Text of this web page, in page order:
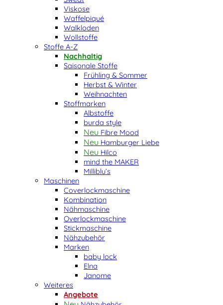
Viskose
Waffelpiqué
Walkloden
Wollstoffe
Stoffe A-Z
Nachhaltig
Saisonale Stoffe
Frühling & Sommer
Herbst & Winter
Weihnachten
Stoffmarken
Albstoffe
burda style
Fibre Mood
Hamburger Liebe
Hilco
mind the MAKER
Milliblu’s
Maschinen
Coverlockmaschine
Kombination
Nähmaschine
Overlockmaschine
Stickmaschine
Nähzubehör
Marken
baby lock
Elna
Janome
Weiteres
Angebote